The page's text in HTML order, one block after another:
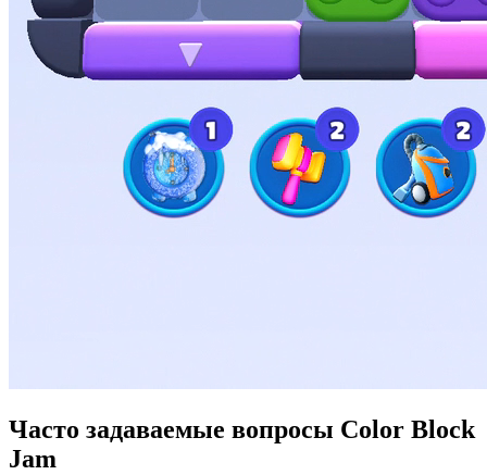
Часто задаваемые вопросы Color Block
Jam